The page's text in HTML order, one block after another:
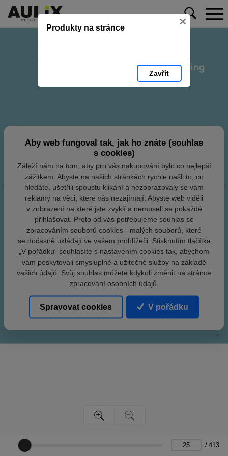
Produkty na stránce ×
Zavřít
/ 413
Aby web fungoval tak, jak ho znáte (souhlas
s cookies)
Záleží nám na tom, aby pro vás nakupování bylo co nejlepší
zážitkem. Abyste na našich stránkách rychle našli to, co
hledáte, ušetřili spoustu klikání a nezobrazovaly se vám
reklamy na věci, které vás nezajímají. Abyste web viděli
v zobrazení na které jste zvyklí a nemuseli se pokaždé
přihlašovat. Proto od vás potřebujeme souhlas se
zpracováním souborů cookies - malých souborů, které
se dočasně ukládají ve vašem prohlížeči. Stisknutím tlačítka
„V pořádku“ souhlasíte s nastavením cookies tak, abychom
vám poskytovali smysluplné a užitečné služby na základě
vašich údajů. Svůj souhlas můžete kdykoli změnit na stránce
zpracování osobních údajů.
Spravovat cookies V pořádku